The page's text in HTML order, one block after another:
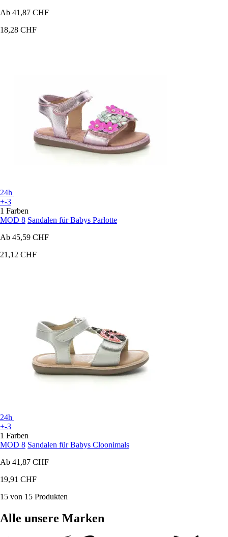
Ab 41,87 CHF
18,28 CHF
24h
+-3
1 Farben
MOD 8 Sandalen für Babys Parlotte
Ab 45,59 CHF
21,12 CHF
24h
+-3
1 Farben
MOD 8 Sandalen für Babys Cloonimals
Ab 41,87 CHF
19,91 CHF
15 von 15 Produkten
Alle unsere Marken